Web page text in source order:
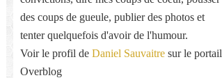
des coups de gueule, publier des photos et
tenter quelquefois d'avoir de l'humour.
Voir le profil de Daniel Sauvaitre sur le portail
Overblog